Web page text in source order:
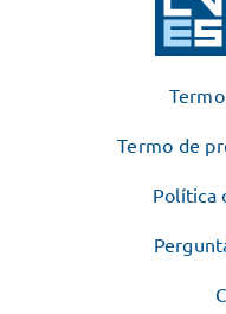
Termo de
Política